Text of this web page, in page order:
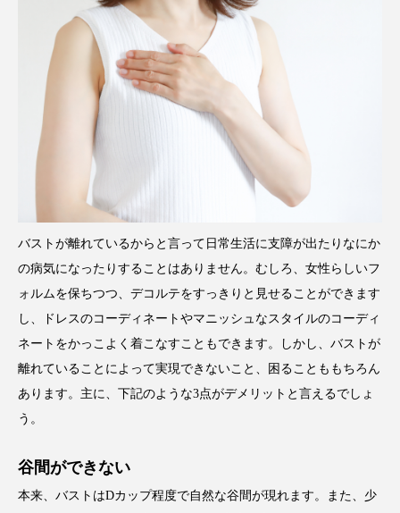
バストが離れているからと言って日常生活に支障が出たりなにか
の病気になったりすることはありません。むしろ、女性らしいフ
ォルムを保ちつつ、デコルテをすっきりと見せることができます
し、ドレスのコーディネートやマニッシュなスタイルのコーディ
ネートをかっこよく着こなすこともできます。しかし、バストが
離れていることによって実現できないこと、困ることももちろん
あります。主に、下記のような3点がデメリットと言えるでしょ
う。
谷間ができない
本来、バストはDカップ程度で自然な谷間が現れます。また、少